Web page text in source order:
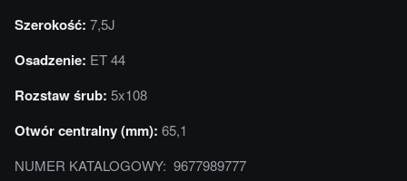
Szerokość: 7,5J
Osadzenie: ET 44
Rozstaw śrub: 5x108
Otwór centralny (mm): 65,1
NUMER KATALOGOWY: 9677989777